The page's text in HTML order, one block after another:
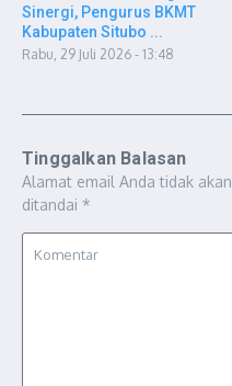
Sinergi, Pengurus BKMT
Kabupaten Situbo ...
Rabu, 29 Juli 2026 - 13:48
Tinggalkan Balasan
Alamat email Anda tidak
ditandai *